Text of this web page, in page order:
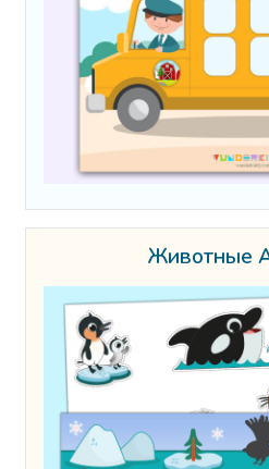
Животные